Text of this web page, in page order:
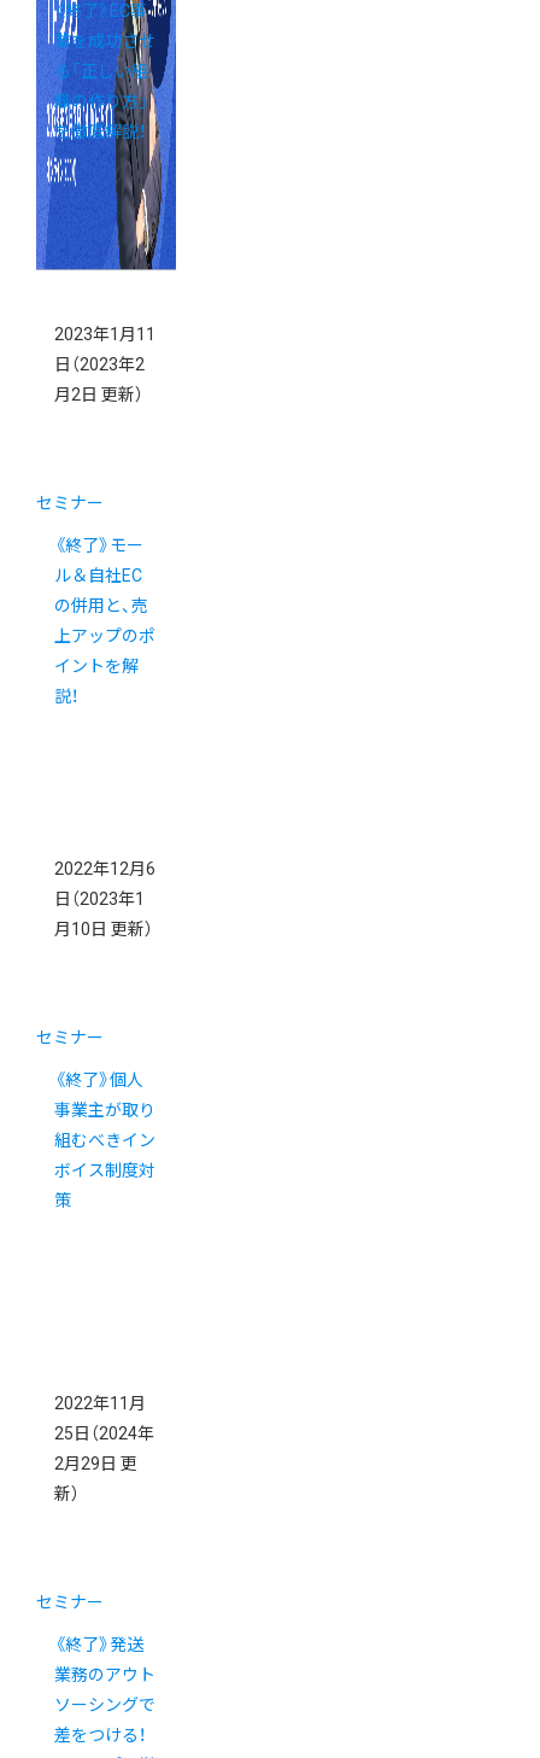
《終了》EC事
業を成功させ
る「正しい組
織の作り方」
を徹底解説！
2023年1月11
日 （2023年2
月2日 更新）
セミナー
《終了》モー
ル＆自社EC
の併用と、売
上アップのポ
イントを解
説！
2022年12月6
日 （2023年1
月10日 更新）
セミナー
《終了》個人
事業主が取り
組むべきイン
ボイス制度対
策
2022年11月
25日 （2024年
2月29日 更
新）
セミナー
《終了》発送
業務のアウト
ソーシングで
差をつける！